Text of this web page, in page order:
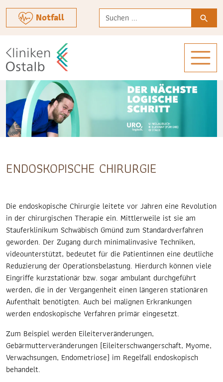
Notfall
Verwende
die
verfügbare
die
zum
ausgewählten
Suchergebnis
zu
gelangen.
Benutzer
von
Touchgeräten
können
Touch-
Streichgesten
verwenden.
ENDOSKOPISCHE CHIRURGIE
Die endoskopische Chirurgie leitete vor Jahren eine Revolution
in der chirurgischen Therapie ein. Mittlerweile ist sie am
Stauferklinikum Schwäbisch Gmünd zum Standardverfahren
geworden. Der Zugang durch minimalinvasive Techniken,
videounterstützt, bedeutet für die Patientinnen eine deutliche
Reduzierung der Operationsbelastung. Hierdurch können viele
Eingriffe kurzstationär bzw. sogar ambulant durchgeführt
werden, die in der Vergangenheit einen längeren stationären
Aufenthalt benötigten. Auch bei malignen Erkrankungen
werden endoskopische Verfahren primär eingesetzt.
Zum Beispiel werden Eileiterveränderungen,
Gebärmutterveränderungen (Eileiterschwangerschaft, Myome,
Verwachsungen, Endometriose) im Regelfall endoskopisch
behandelt.